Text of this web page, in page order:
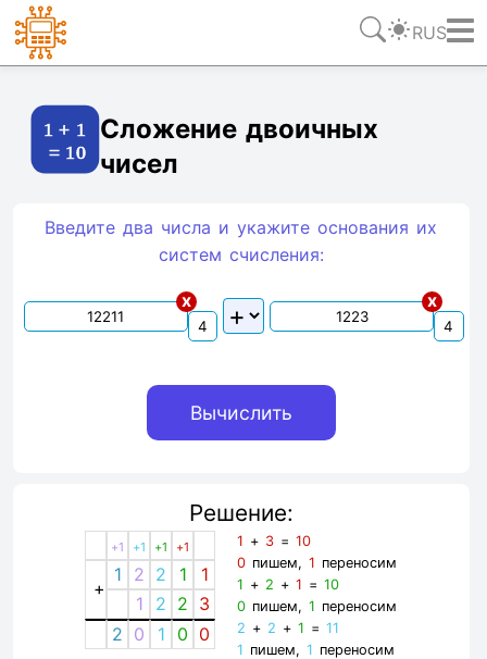
RUS
Сложение двоичных
чисел
Введите два числа и укажите основания их
систем счиcления:
x x
Решение:
+1 +1 +1 +1
+
1 2 2 1
1
1
2 2 3
2 0 1 0 0
1 + 3 =10
0 пишем,1 переносим
1 + 2 +1 =10
0 пишем,1 переносим
2 + 2 +1 =11
1 пишем,1 переносим